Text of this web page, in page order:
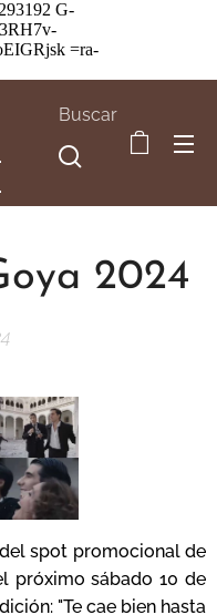
G-
=ra-
Buscar
2024
spot promocional de
próximo sábado 10 de
"Te cae bien hasta